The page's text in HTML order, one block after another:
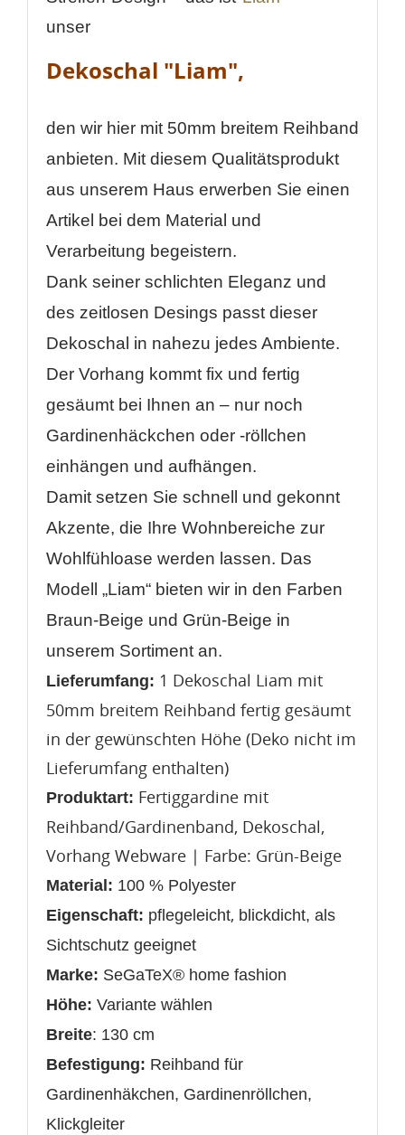
unser
Dekoschal "Liam",
den wir hier mit 50mm breitem Reihband
anbieten. Mit diesem Qualitätsprodukt
aus unserem Haus erwerben Sie einen
Artikel bei dem Material und
Verarbeitung begeistern.
Dank seiner schlichten Eleganz und
des zeitlosen Desings passt dieser
Dekoschal in nahezu jedes Ambiente.
Der Vorhang kommt fix und fertig
gesäumt bei Ihnen an – nur noch
Gardinenhäckchen oder -röllchen
einhängen und aufhängen.
Damit setzen Sie schnell und gekonnt
Akzente, die Ihre Wohnbereiche zur
Wohlfühloase werden lassen. Das
Modell „Liam“ bieten wir in den Farben
Braun-Beige und Grün-Beige in
unserem Sortiment an.
Lieferumfang: 1 Dekoschal Liam mit
50mm breitem Reihband fertig gesäumt
in der gewünschten Höhe (Deko nicht im
Lieferumfang enthalten)
Produktart: Fertiggardine mit
Reihband/Gardinenband, Dekoschal,
Vorhang Webware | Farbe: Grün-Beige
Material: 100 % Polyester
Eigenschaft: pflegeleicht, blickdicht, als
Sichtschutz geeignet
Marke: SeGaTeX® home fashion
Höhe: Variante wählen
Breite: 130 cm
Befestigung: Reihband für
Gardinenhäkchen, Gardinenröllchen,
Klickgleiter
AUF MEINE WUNSCHLISTE
add_circle_outline Neue Liste anlegen
WUNSCHLISTE ERSTELLEN
Name der Wunschliste
Wunschliste
ANMELDEN
Sie müssen angemeldet sein, um Artikel Ihrer
Wunschliste hinzufügen zu können.
Anmelden